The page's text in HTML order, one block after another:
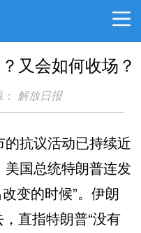
又会如何收场？
解放日报
抗议活动已持续近
国总统特朗普连发
变的时候”。伊朗
直指特朗普“没有